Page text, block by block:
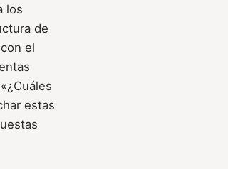
los
de
el
estas